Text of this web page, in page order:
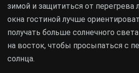
зимой и защититься от перегрева
окна гостиной лучше
получать больше солнечного
на восток, чтобы просыпаться с
солнца.